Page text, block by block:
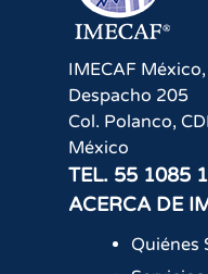
IMECAF México,
Despacho 205
Col. Polanco,
México
TEL. 55 1085
ACERCA DE
Quiénes